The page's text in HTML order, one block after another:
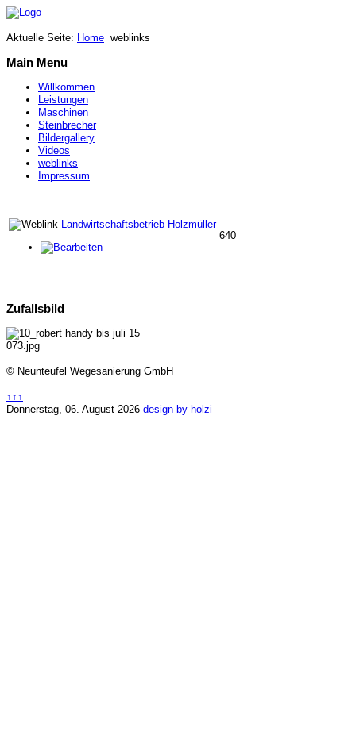
Aktuelle Seite: Home weblinks
Main Menu
Willkommen
Leistungen
Maschinen
Steinbrecher
Bildergallery
Videos
weblinks
Impressum
Landwirtschaftsbetrieb Holzmüller
640
Zufallsbild
© Neunteufel Wegesanierung GmbH
↑↑↑
Donnerstag, 06. August 2026 design by holzi